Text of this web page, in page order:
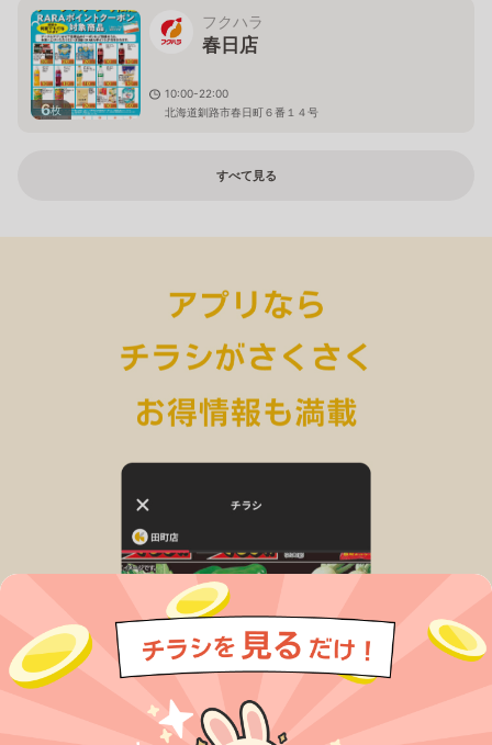
6枚
フクハラ
春日店
10:00-22:00
北海道釧路市春日町６番１４号
すべて見る